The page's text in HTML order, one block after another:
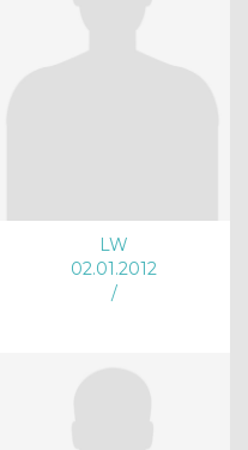
LW
02.01.2012
/